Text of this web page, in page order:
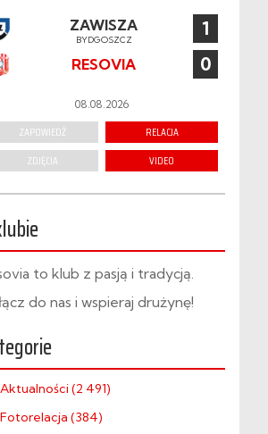
ZAWISZA
BYDGOSZCZ 1
RESOVIA 0
08.08.2026
ZAPOWIEDŹ
RELACJA
ZDJĘCIA
VIDEO
to klub z pasją i tradycją.
do nas i wspieraj drużynę!
Aktualności (2 491)
Fotorelacja (384)